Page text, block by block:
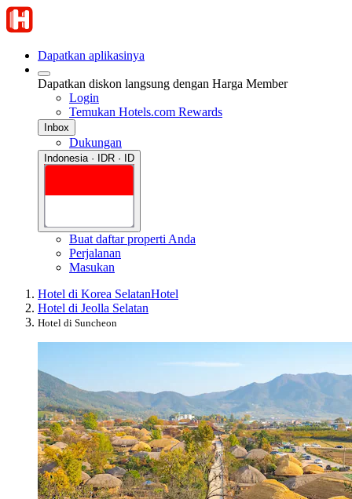
Dapatkan aplikasinya
Dapatkan diskon langsung dengan Harga Member
Login
Temukan Hotels.com Rewards
Inbox
Dukungan
Indonesia · IDR · ID
Buat daftar properti Anda
Perjalanan
Masukan
Hotel di Korea SelatanHotel
Hotel di Jeolla Selatan
Hotel di Suncheon